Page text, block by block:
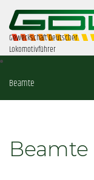
Gewerkschaft Deutscher
Lokomotivführer
Beamte
Beamte